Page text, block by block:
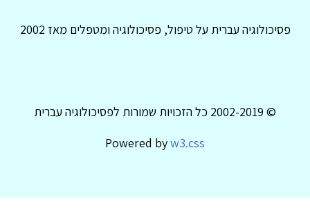
פסיכולוגיה עברית על טיפול, פסיכולוגיה ומטפלים מאז 2002
© 2002-2019 כל הזכויות שמורות לפסיכולוגיה עברית
Powered byw3.css